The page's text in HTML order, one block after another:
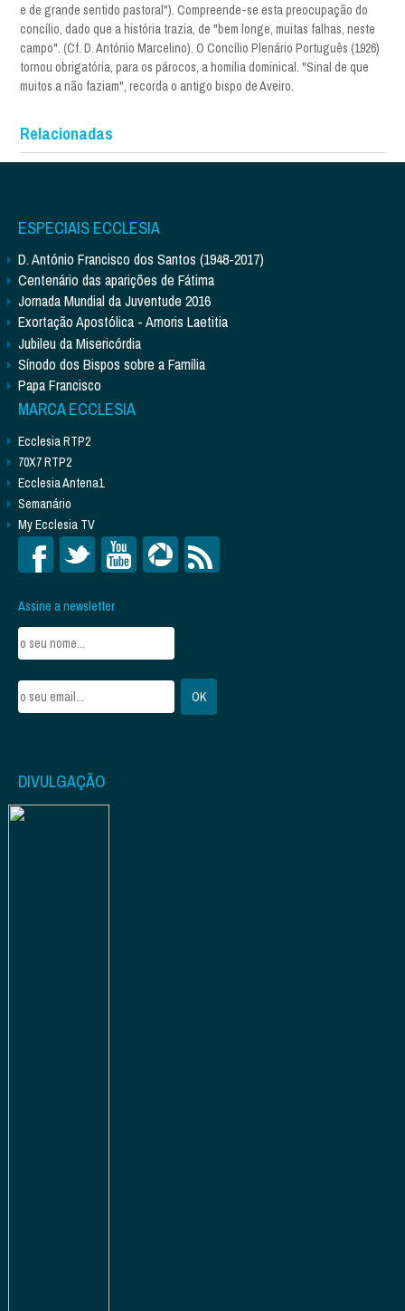
e de grande sentido pastoral"). Compreende-se esta preocupação do
concílio, dado que a história trazia, de "bem longe, muitas falhas, neste
campo". (Cf. D. António Marcelino). O Concílio Plenário Português (1926)
tornou obrigatória, para os párocos, a homilia dominical. "Sinal de que
muitos a não faziam", recorda o antigo bispo de Aveiro.
Relacionadas
ESPECIAIS ECCLESIA
D. António Francisco dos Santos (1948-2017)
Centenário das aparições de Fátima
Jornada Mundial da Juventude 2016
Exortação Apostólica - Amoris Laetitia
Jubileu da Misericórdia
Sínodo dos Bispos sobre a Família
Papa Francisco
MARCA ECCLESIA
Ecclesia RTP2
70X7 RTP2
Ecclesia Antena1
Semanário
My Ecclesia TV
Assine a newsletter
DIVULGAÇÃO